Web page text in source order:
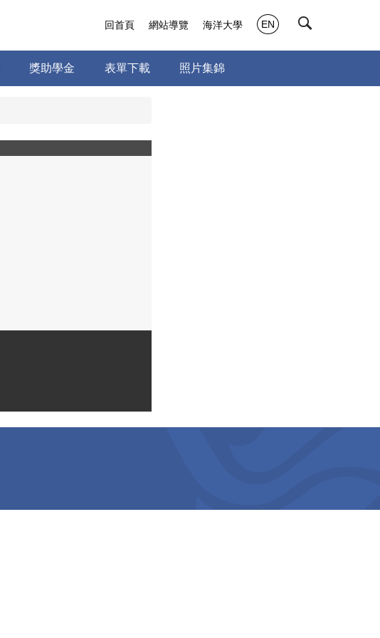
獎助學金 表單下載 照片集錦
回首頁 網站導覽 海洋大學 EN